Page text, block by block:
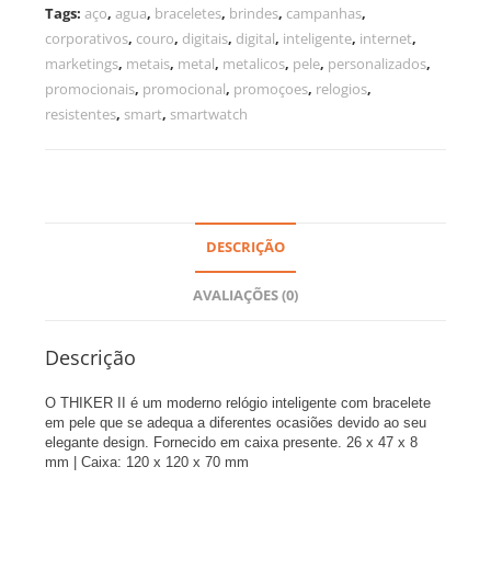
Tags:aço,agua, braceletes, brindes, campanhas,
corporativos, couro, digitais, digital, inteligente, internet,
marketings, metais, metal, metalicos, pele, personalizados,
promocionais, promocional, promoçoes, relogios,
resistentes, smart, smartwatch
DESCRIÇÃO
AVALIAÇÕES (0)
Descrição
O THIKER II é um moderno relógio inteligente com bracelete
em pele que se adequa a diferentes ocasiões devido ao seu
elegante design. Fornecido em caixa presente. 26 x 47 x 8
mm | Caixa: 120 x 120 x 70 mm